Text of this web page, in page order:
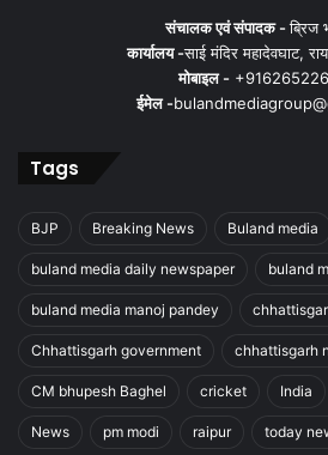
संचालक एवं संपादक -ब्रिज
कार्यालय -साई मंदिर महादेवघाट,
मोबाइल -
ईमेल -
Tags
BJP Breaking News Buland media
buland media daily newspaper buland
buland media manoj pandey
Chhattisgarh government chhattisgarh
CM bhupesh Baghel cricket India
News pm modi raipur today